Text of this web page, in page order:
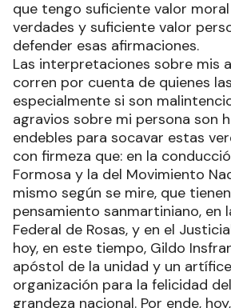
que tengo suficiente valor
verdades y suficiente valor
defender esas afirmaciones.
Las interpretaciones sobre mis
corren por cuenta de quienes
especialmente si son
agravios sobre mi persona son
endebles para socavar estas
con firmeza que: en la
Formosa y la del Movimiento
mismo según se mire, que
pensamiento sanmartiniano, en
Federal de Rosas, y en el
hoy, en este tiempo, Gildo
apóstol de la unidad y un
organización para la felicidad
grandeza nacional. Por ende,